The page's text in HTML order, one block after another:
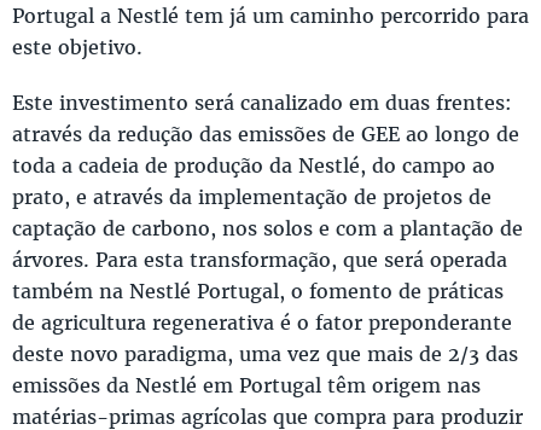
Portugal a Nestlé tem já um caminho percorrido para
este objetivo.
Este investimento será canalizado em duas frentes:
através da redução das emissões de GEE ao longo de
toda a cadeia de produção da Nestlé, do campo ao
prato, e através da implementação de projetos de
captação de carbono, nos solos e com a plantação de
árvores. Para esta transformação, que será operada
também na Nestlé Portugal, o fomento de práticas
de agricultura regenerativa é o fator preponderante
deste novo paradigma, uma vez que mais de 2/3 das
emissões da Nestlé em Portugal têm origem nas
matérias-primas agrícolas que compra para produzir